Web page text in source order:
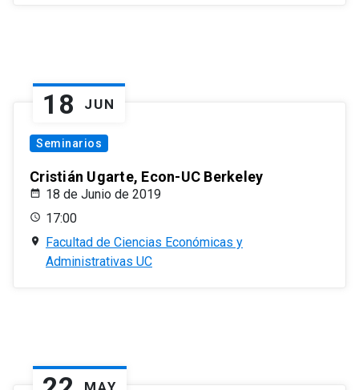
18 JUN
Seminarios
Cristián Ugarte, Econ-UC Berkeley
18 de Junio de 2019
17:00
Facultad de Ciencias Económicas y
Administrativas UC